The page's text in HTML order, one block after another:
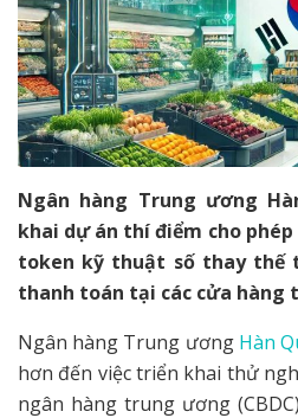
Ngân hàng Trung ương
khai dự án thí điểm cho
token kỹ thuật số thay thế
thanh toán tại các cửa hàng
Ngân hàng Trung ương Hàn
hơn đến việc triển khai thử
ngân hàng trung ương